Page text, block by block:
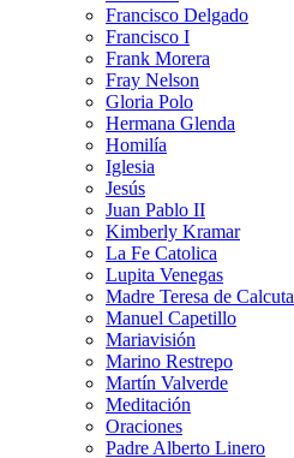
Francisco Delgado
Francisco I
Frank Morera
Fray Nelson
Gloria Polo
Hermana Glenda
Homilía
Iglesia
Jesús
Juan Pablo II
Kimberly Kramar
La Fe Catolica
Lupita Venegas
Madre Teresa de Calcuta
Manuel Capetillo
Mariavisión
Marino Restrepo
Martín Valverde
Meditación
Oraciones
Padre Alberto Linero